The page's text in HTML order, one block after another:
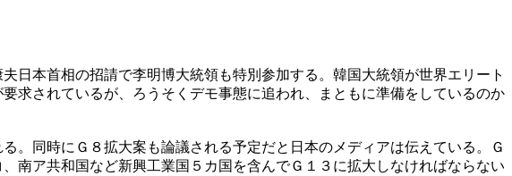
日本首相の招請で李明博大統領も特別参加する。韓国大統領が世界エリート
求されているが、ろうそくデモ事態に追われ、まともに準備をしているのか
。同時にＧ８拡大案も論議される予定だと日本のメディアは伝えている。Ｇ
南ア共和国など新興工業国５カ国を含んでＧ１３に拡大しなければならない